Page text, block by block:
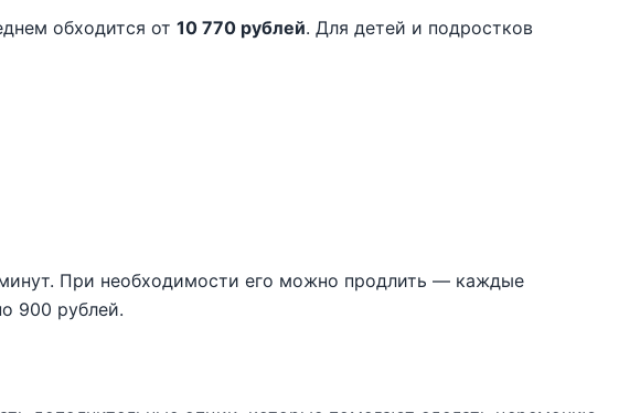
обходится от10 770 рублей. Для детей и подростков
При необходимости его можно продлить — каждые
900 рублей.